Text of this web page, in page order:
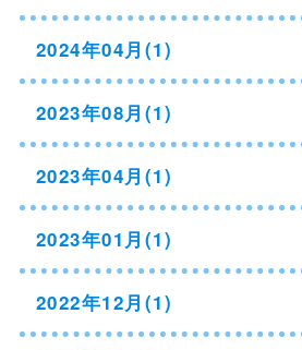
2024年04月(1)
2023年08月(1)
2023年04月(1)
2023年01月(1)
2022年12月(1)